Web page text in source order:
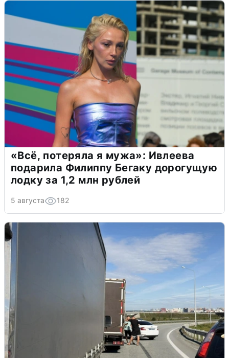
«Всё, потеряла я мужа»: Ивлеева
подарила Филиппу Бегаку дорогущую
лодку за 1,2 млн рублей
5 августа 182